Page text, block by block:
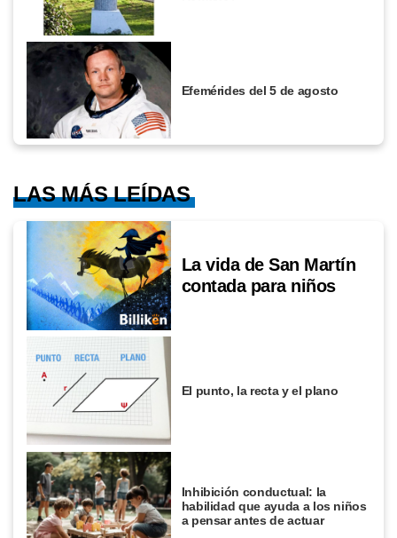
Efemérides del 5 de agosto
LAS MÁS LEÍDAS
La vida de San Martín
contada para niños
El punto, la recta y el plano
Inhibición conductual: la
habilidad que ayuda a los niños
a pensar antes de actuar